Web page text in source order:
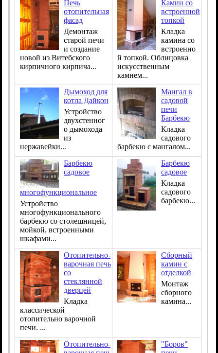
Печь
отопительная
фасад
Демонтаж
старой печи
и создание
новой из Витебского
кирпичного кирпича...
Камин со
встроенной
топкой
Кладка
камина со
встроенно
й топкой. Облицовка
искусственным
камнем...
Дымоход для
котла Дайкон
Устройство
двухстенног
о дымохода
из
нержавейки...
Мангал в
садовой
печи
Барбекю
Кладка
садового
барбекю с мангалом...
Барбекю
садовое
многофункциональное
Устройство
многофункционального
барбекю со столешницей,
мойкой, встроенными
шкафами...
Барбекю
садовое
Кладка
садового
барбекю...
Отопительно-
варочная печь
со
стеклянной
дверцей
Кладка
классической
отопительно варочной
печи. ...
Сборный
камин с
отделкой
Монтаж
сборного
камина...
Отопительно-
"Боров"